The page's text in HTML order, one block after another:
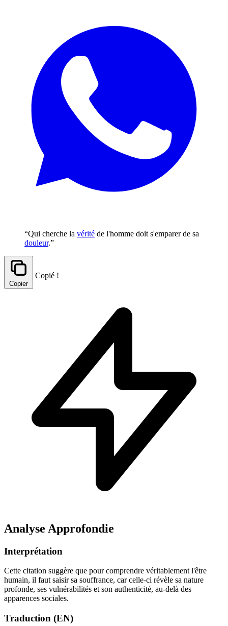
“Qui cherche la vérité de l'homme doit s'emparer de sa
douleur.”
Copier
Copié !
Analyse Approfondie
Interprétation
Cette citation suggère que pour comprendre véritablement l'être
humain, il faut saisir sa souffrance, car celle-ci révèle sa nature
profonde, ses vulnérabilités et son authenticité, au-delà des
apparences sociales.
Traduction (EN)